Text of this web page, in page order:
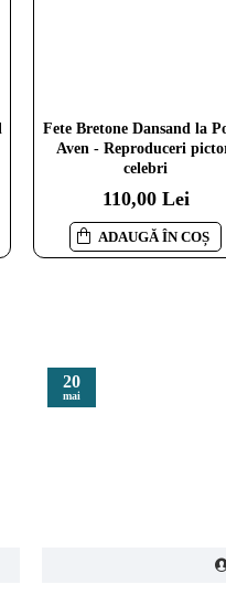
Fete Bretone Dansand la
Aven - Reproduceri
celebri
110,00 Lei
ADAUGĂ ÎN COȘ
20
mai